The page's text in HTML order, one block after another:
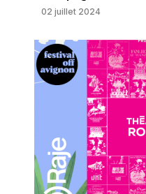
02 juillet 2024